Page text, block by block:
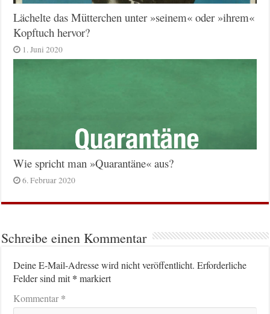
Lächelte das Mütterchen unter »seinem« oder »ihrem«
Kopftuch hervor?
1. Juni 2020
Wie spricht man »Quarantäne« aus?
6. Februar 2020
Schreibe einen Kommentar
Deine E-Mail-Adresse wird nicht veröffentlicht. Erforderliche
Felder sind mit* markiert
Kommentar*